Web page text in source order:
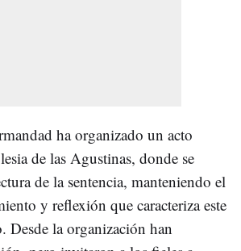
ha organizado un acto
de las Agustinas, donde se
de la sentencia, manteniendo el
y reflexión que caracteriza este
la organización han